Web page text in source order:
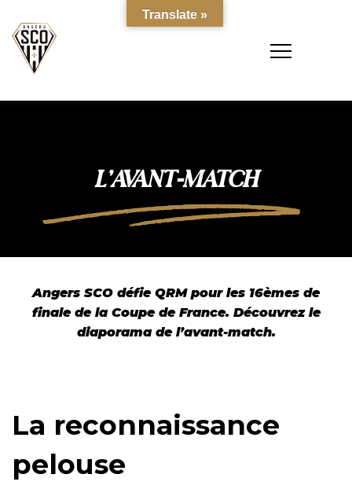
L’AVANT-MATCH
Angers SCO défie QRM pour les 16èmes de
finale de la Coupe de France. Découvrez le
diaporama de l’avant-match.
La reconnaissance
pelouse
Translate »